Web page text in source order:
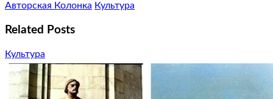
Авторская Колонка Культура
Related Posts
Культура